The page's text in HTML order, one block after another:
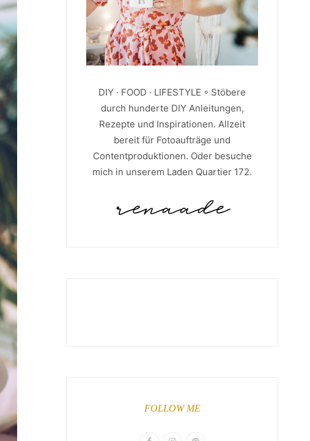
DIY · FOOD · LIFESTYLE ◦ Stöbere
durch hunderte DIY Anleitungen,
Rezepte und Inspirationen. Allzeit
bereit für Fotoaufträge und
Contentproduktionen. Oder besuche
mich in unserem Laden Quartier 172.
FOLLOW ME